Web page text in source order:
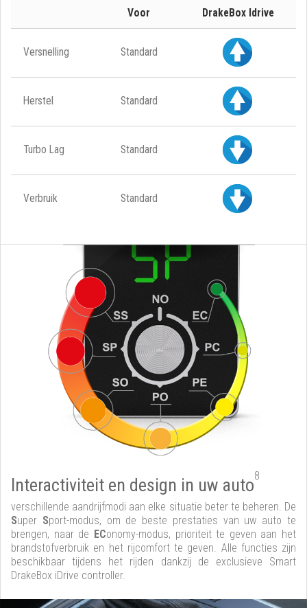
Voor DrakeBox Idrive
Versnelling Standard
Herstel Standard
Turbo Lag Standard
Verbruik Standard
Interactiviteit en design in uw auto8
verschillende aandrijfmodi aan elke situatie beter te beheren. De
Super Sport-modus, om de beste prestaties van uw auto te
brengen, naar de EConomy-modus, prioriteit te geven aan het
brandstofverbruik en het rijcomfort te geven. Alle functies zijn
beschikbaar tijdens het rijden dankzij de exclusieve Smart
DrakeBox iDrive controller.